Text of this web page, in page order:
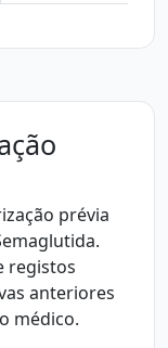
prévia
registos
anteriores
médico.